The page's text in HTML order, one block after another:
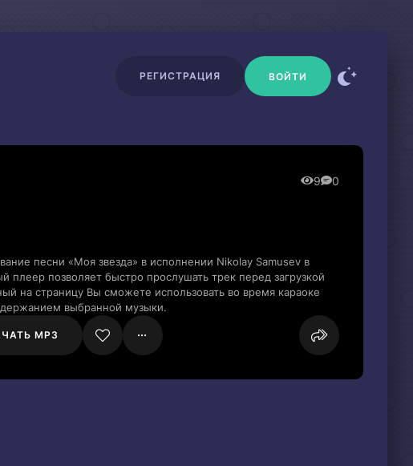
РЕГИСТРАЦИЯ ВОЙТИ
9 0
песни «Моя звезда» в исполнении Nikolay Samusev в
плеер позволяет быстро прослушать трек перед загрузкой
на страницу Вы сможете использовать во время караоке
выбранной музыки.
MP3